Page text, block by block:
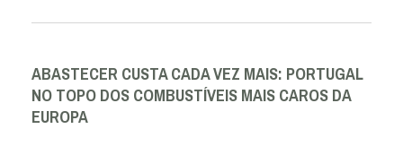
ABASTECER CUSTA CADA VEZ MAIS: PORTUGAL
NO TOPO DOS COMBUSTÍVEIS MAIS CAROS DA
EUROPA